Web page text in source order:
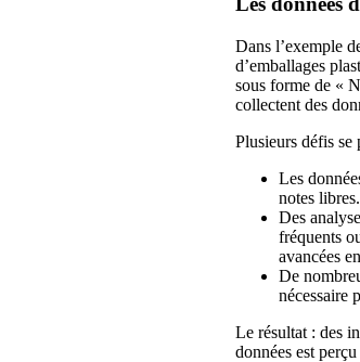
Dans l’exemple
d’emballages
sous forme de «
collectent des
Plusieurs défis se
Les
notes libres.
Des
fréquents
avancées
De
nécessaire
Le résultat : des
données est